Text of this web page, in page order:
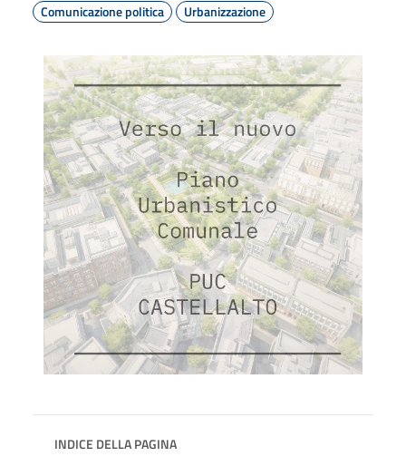
Comunicazione politica
Urbanizzazione
INDICE DELLA PAGINA